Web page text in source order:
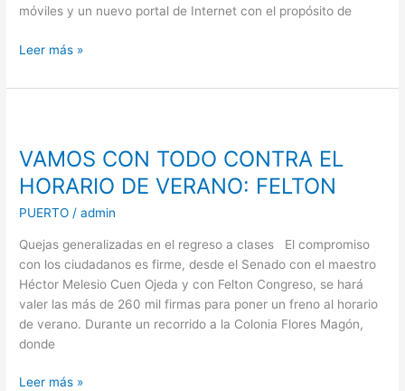
móviles y un nuevo portal de Internet con el propósito de
Leer más »
VAMOS CON TODO CONTRA EL
HORARIO DE VERANO: FELTON
PUERTO /admin
Quejas generalizadas en el regreso a clases El compromiso
con los ciudadanos es firme, desde el Senado con el maestro
Héctor Melesio Cuen Ojeda y con Felton Congreso, se hará
valer las más de 260 mil firmas para poner un freno al horario
de verano. Durante un recorrido a la Colonia Flores Magón,
donde
TODO
CONTRA
EL
HORARIO
VERANO:
FELTON
Leer más »